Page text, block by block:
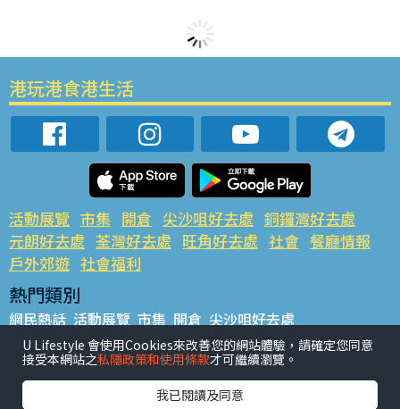
港玩港食港生活
活動展覽 市集 開倉 尖沙咀好去處 銅鑼灣好去處
元朗好去處 荃灣好去處 旺角好去處 社會 餐廳情報
戶外郊遊 社會福利
熱門類別
網民熱話 活動展覽 市集 開倉 尖沙咀好去處
銅鑼灣好去處 元朗好去處 荃灣好去處 旺角好去處 社會
餐廳情報 戶外郊遊
熱門標籤
U Lifestyle 會使用Cookies來改善您的網站體驗，請確定您同意
接受本網站之私隱政策和使用條款才可繼續瀏覽。
我已閱讀及同意